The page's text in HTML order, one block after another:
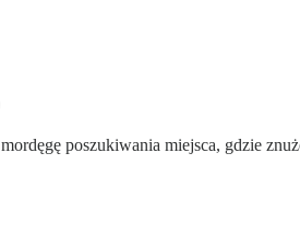
poszukiwania miejsca, gdzie